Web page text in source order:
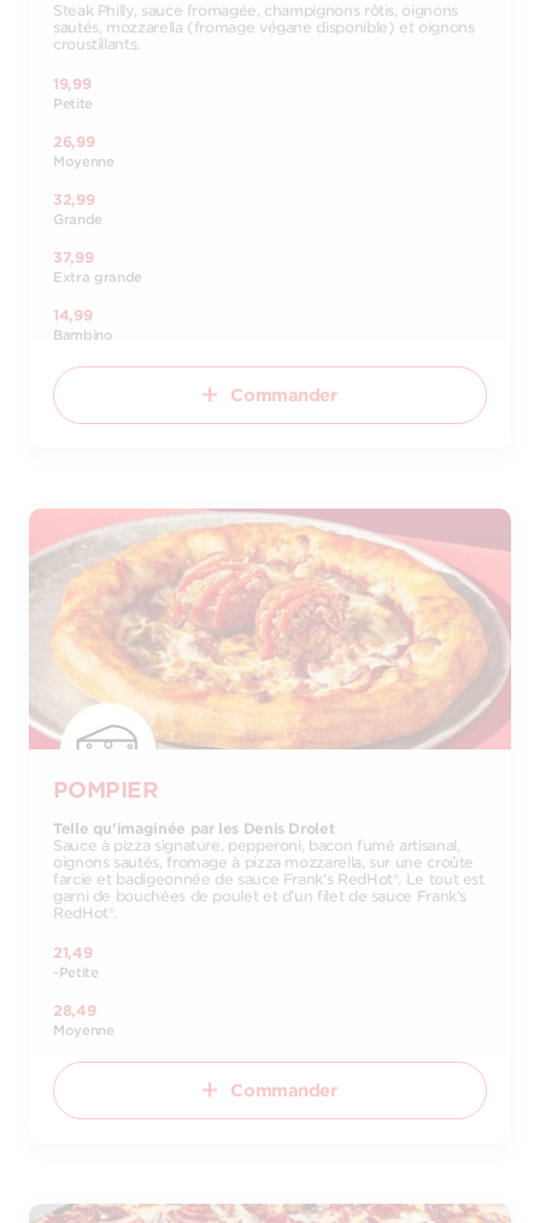
Steak Philly, sauce fromagée, champignons rôtis, oignons
sautés, mozzarella (fromage végane disponible) et oignons
croustillants.
19,99
Petite
26,99
Moyenne
32,99
Grande
37,99
Extra grande
14,99
Bambino
Commander
POMPIER
Telle qu'imaginée par les Denis Drolet
Sauce à pizza signature, pepperoni, bacon fumé artisanal,
oignons sautés, fromage à pizza mozzarella, sur une croûte
farcie et badigeonnée de sauce Frank’s RedHot®. Le tout est
garni de bouchées de poulet et d’un filet de sauce Frank’s
RedHot®.
21,49
-Petite
28,49
Moyenne
Commander